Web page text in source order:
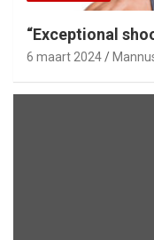
“Exceptional
6 maart 2024